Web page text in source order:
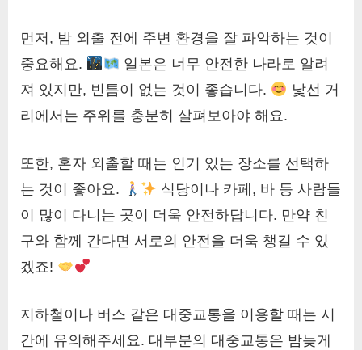
먼저, 밤 외출 전에 주변 환경을 잘 파악하는 것이
중요해요.
일본은 너무 안전한 나라로 알려
져 있지만, 빈틈이 없는 것이 좋습니다.
낯선 거
리에서는 주위를 충분히 살펴보아야 해요.
또한, 혼자 외출할 때는 인기 있는 장소를 선택하
는 것이 좋아요.
식당이나 카페, 바 등 사람들
이 많이 다니는 곳이 더욱 안전하답니다. 만약 친
구와 함께 간다면 서로의 안전을 더욱 챙길 수 있
겠죠!
지하철이나 버스 같은 대중교통을 이용할 때는 시
간에 유의해주세요. 대부분의 대중교통은 밤늦게